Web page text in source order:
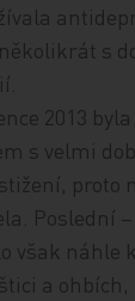
s
2013
s velmi
proto
Poslední
však náhle
a